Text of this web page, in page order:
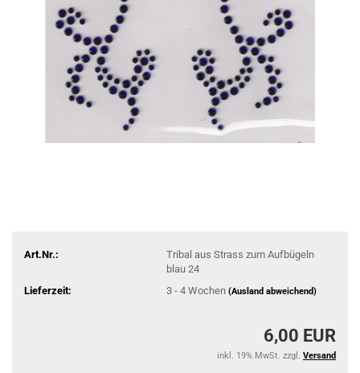
Art.Nr.:
Tribal aus Strass zum Aufbügeln
blau 24
Lieferzeit:
3 - 4 Wochen (Ausland abweichend)
6,00 EUR
inkl. 19% MwSt. zzgl. Versand